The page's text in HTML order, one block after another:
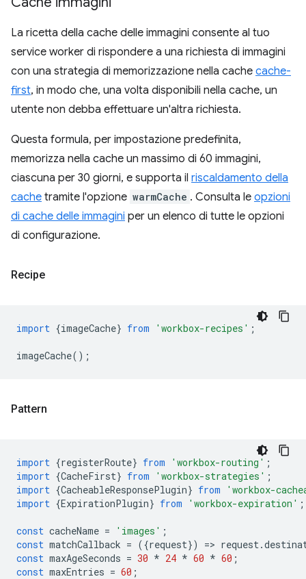
La ricetta della cache delle immagini consente al tuo
service worker di rispondere a una richiesta di immagini
con una strategia di memorizzazione nella cache cache-
first, in modo che, una volta disponibili nella cache, un
utente non debba effettuare un'altra richiesta.
Questa formula, per impostazione predefinita,
memorizza nella cache un massimo di 60 immagini,
ciascuna per 30 giorni, e supporta il riscaldamento della
cache tramite l'opzione warmCache . Consulta le opzioni
di cache delle immagini per un elenco di tutte le opzioni
di configurazione.
Recipe
import {imageCache} from 'workbox-recipes' ;
imageCache();
Pattern
import {registerRoute} from 'workbox-routing' ;
import {CacheFirst} from 'workbox-strategies' ;
import {CacheableResponsePlugin} from
'workbox-
import {ExpirationPlugin} from 'workbox-expiration' ;
const cacheName = 'images' ;
const matchCallback = ({request}) => request.
const maxAgeSeconds = 30 * 24 * 60 * 60 ;
const maxEntries = 60 ;